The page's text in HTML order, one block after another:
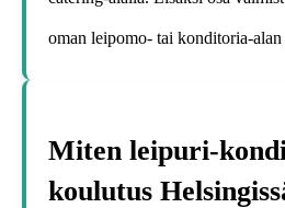
oman leipomo- tai konditoria-
Miten leipuri-
koulutus